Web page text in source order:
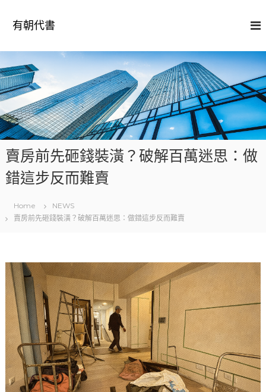
o
c
o
n
t
e
n
有朝代書
賣房前先砸錢裝潢？破解百萬迷思：做
錯這步反而難賣
Home
NEWS
賣房前先砸錢裝潢？破解百萬迷思：做錯這步反而難賣